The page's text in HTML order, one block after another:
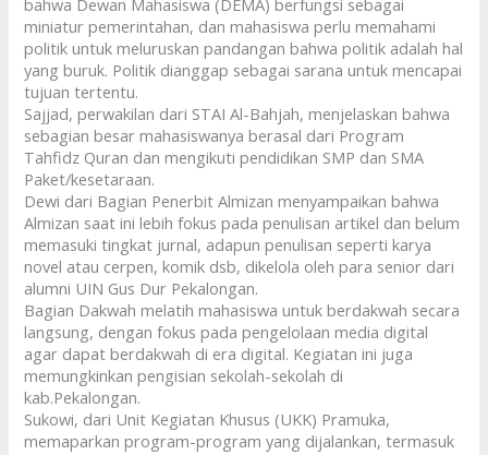
bahwa Dewan Mahasiswa (DEMA) berfungsi sebagai
miniatur pemerintahan, dan mahasiswa perlu memahami
politik untuk meluruskan pandangan bahwa politik adalah hal
yang buruk. Politik dianggap sebagai sarana untuk mencapai
tujuan tertentu.
Sajjad, perwakilan dari STAI Al-Bahjah, menjelaskan bahwa
sebagian besar mahasiswanya berasal dari Program
Tahfidz Quran dan mengikuti pendidikan SMP dan SMA
Paket/kesetaraan.
Dewi dari Bagian Penerbit Almizan menyampaikan bahwa
Almizan saat ini lebih fokus pada penulisan artikel dan belum
memasuki tingkat jurnal, adapun penulisan seperti karya
novel atau cerpen, komik dsb, dikelola oleh para senior dari
alumni UIN Gus Dur Pekalongan.
Bagian Dakwah melatih mahasiswa untuk berdakwah secara
langsung, dengan fokus pada pengelolaan media digital
agar dapat berdakwah di era digital. Kegiatan ini juga
memungkinkan pengisian sekolah-sekolah di
kab.Pekalongan.
Sukowi, dari Unit Kegiatan Khusus (UKK) Pramuka,
memaparkan program-program yang dijalankan, termasuk